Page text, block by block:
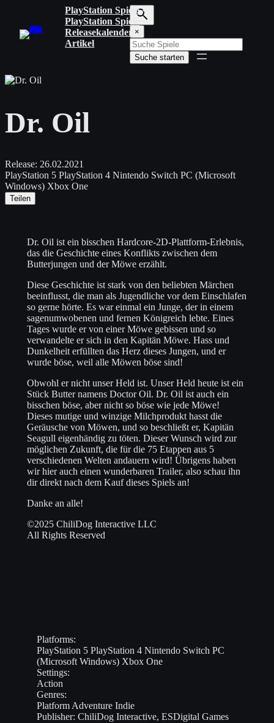
springen
PlayStation Spiele
PlayStation Spiele
Releasekalender
Artikel
S
u
c
h
n
×
Suche starten
Dr. Oil
Release: 26.02.2021
PlayStation 5 PlayStation 4 Nintendo Switch PC (Microsoft
Windows) Xbox One
Teilen
Dr. Oil ist ein bisschen Hardcore-2D-Plattform-Erlebnis,
das die Geschichte eines Konflikts zwischen dem
Butterjungen und der Möwe erzählt.
Diese Geschichte ist stark von den beliebten Märchen
beeinflusst, die man als Jugendliche vor dem Einschlafen
so gerne hörte. Es war einmal ein Junge, der in einem
sagenumwobenen und fernen Königreich lebte. Eines
Tages wurde er von einer Möwe gebissen und so
verwandelte er sich in den Kapitän Möwe. Hass und
Dunkelheit erfüllten das Herz dieses Jungen, und er
wurde böse, weil alle Möwen böse sind!
Obwohl er nicht unser Held ist. Unser Held heute ist ein
Stück Butter namens Doctor Oil. Dr. Oil ist auch ein
bisschen böse, aber nicht so böse wie jede Möwe!
Dieses mutige und winzige Milchprodukt hasst die
Geräusche von Möwen, und so beschließt er, Kapitän
Seagull eigenhändig zu töten. Dieser Wunsch wird zur
möglichen Zukunft, die für die 75 Etappen aus 5
verschiedenen Welten andauern wird! Übrigens haben
wir hier auch einen wunderbaren Trailer, also schau ihn
dir direkt nach dem Kauf dieses Spiels an!
Danke an alle!
©2025 ChiliDog Interactive LLC
All Rights Reserved
Platforms:
PlayStation 5 PlayStation 4 Nintendo Switch PC
(Microsoft Windows) Xbox One
Settings:
Action
Genres:
Platform Adventure Indie
Publisher: ChiliDog Interactive, ESDigital Games